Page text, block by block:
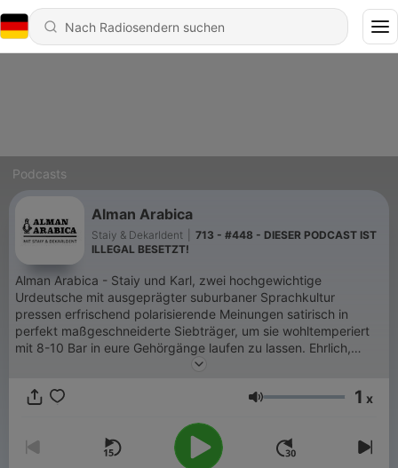
Podcasts
Alman Arabica
Staiy & Dekarldent
713 - #448 - DIESER PODCAST IST
ILLEGAL BESETZT!
Alman Arabica - Staiy und Karl, zwei hochgewichtige
Urdeutsche mit ausgeprägter suburbaner Sprachkultur
pressen erfrischend polarisierende Meinungen satirisch in
perfekt maßgeschneiderte Siebträger, um sie wohltemperiert
mit 8-10 Bar in eure Gehörgänge laufen zu lassen. Ehrlich,
Lautstärke 1 x